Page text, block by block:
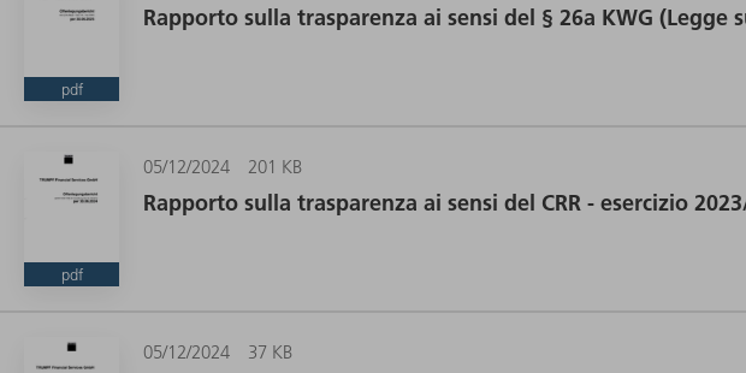
pdf
Rapporto sulla trasparenza ai sensi del § 26a KWG (Legge
pdf
05/12/2024 201 KB
Rapporto sulla trasparenza ai sensi del CRR - esercizio
05/12/2024 37 KB